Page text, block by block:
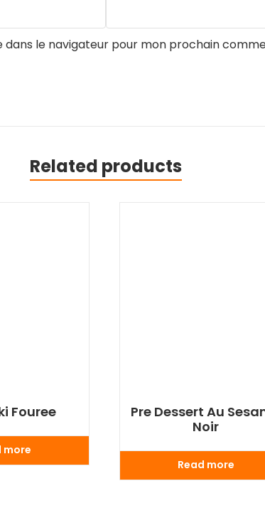
le navigateur pour mon prochain
Related products
Fouree
more
Pre Dessert Au
Noir
Read more